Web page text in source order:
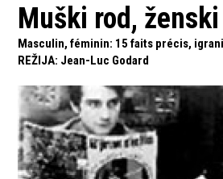
Muški rod, ženski
Masculin, féminin: 15 faits précis,
REŽIJA: Jean-Luc Godard